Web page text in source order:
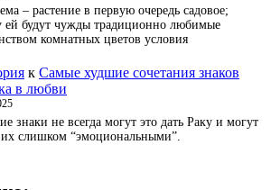
– растение в первую очередь садовое;
ей будут чужды традиционно любимые
комнатных цветов условия
к Самые худшие сочетания знаков
в любви
знаки не всегда могут это дать Раку и могут
их слишком “эмоциональными”.